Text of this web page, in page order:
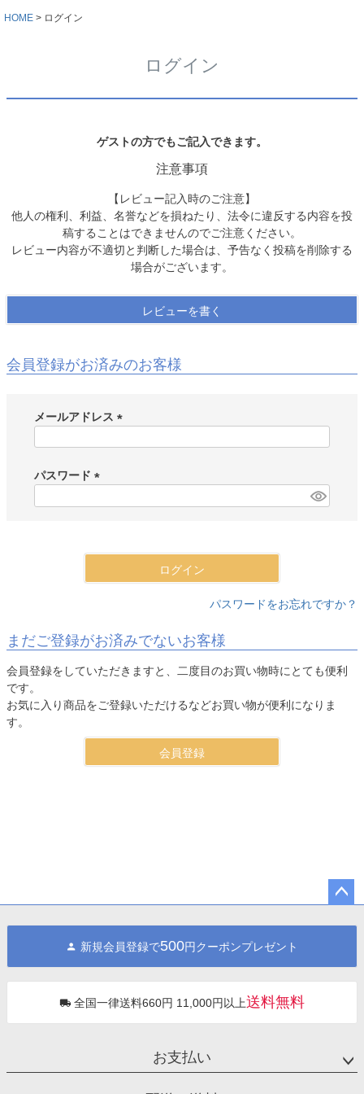
HOME ログイン
ログイン
ゲストの方でもご記入できます。
注意事項
【レビュー記入時のご注意】
他人の権利、利益、名誉などを損ねたり、法令に違反する内容を投
稿することはできませんのでご注意ください。
レビュー内容が不適切と判断した場合は、予告なく投稿を削除する
場合がございます。
レビューを書く
会員登録がお済みのお客様
メールアドレス
)
パスワード
ログイン
パスワードをお忘れですか？
まだご登録がお済みでないお客様
会員登録をしていただきますと、二度目のお買い物時にとても便利
です。
お気に入り商品をご登録いただけるなどお買い物が便利になりま
す。
会員登録
へ
新規会員登録で500円クーポンプレゼント
全国一律送料660円 11,000円以上送料無料
お支払い